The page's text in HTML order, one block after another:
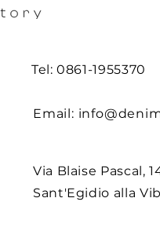
Tel: 0861-1955370
Email:
Via Blaise Pascal,
Sant'Egidio alla